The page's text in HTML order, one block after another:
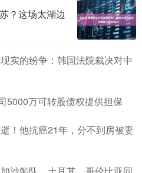
？这场太湖边
实的纷争：韩国法院裁决对中
5000万可转股债权提供担保
！他抗癌21年，分不到房被妻